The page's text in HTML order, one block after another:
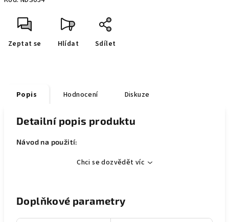
Zeptat se Hlídat Sdílet
Popis Hodnocení Diskuze
Detailní popis produktu
Návod na použití:
Chci se dozvědět víc
Doplňkové parametry